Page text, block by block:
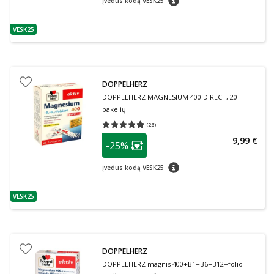
patarimas
VESK25
patarimas
VESK25
DOPPELHERZ
DOPPELHERZ MAGNESIUM 400 DIRECT, 20
pakelių
(26)
Vidutinis įvertinimas 4.96
patarimas
Lojalumo klubo narių nuolaida
-25%
Įvedus kodą VESK25 patarimas
9,99 €
DOPPELHERZ
DOPPELHERZ magnis 400+B1+B6+B12+folio